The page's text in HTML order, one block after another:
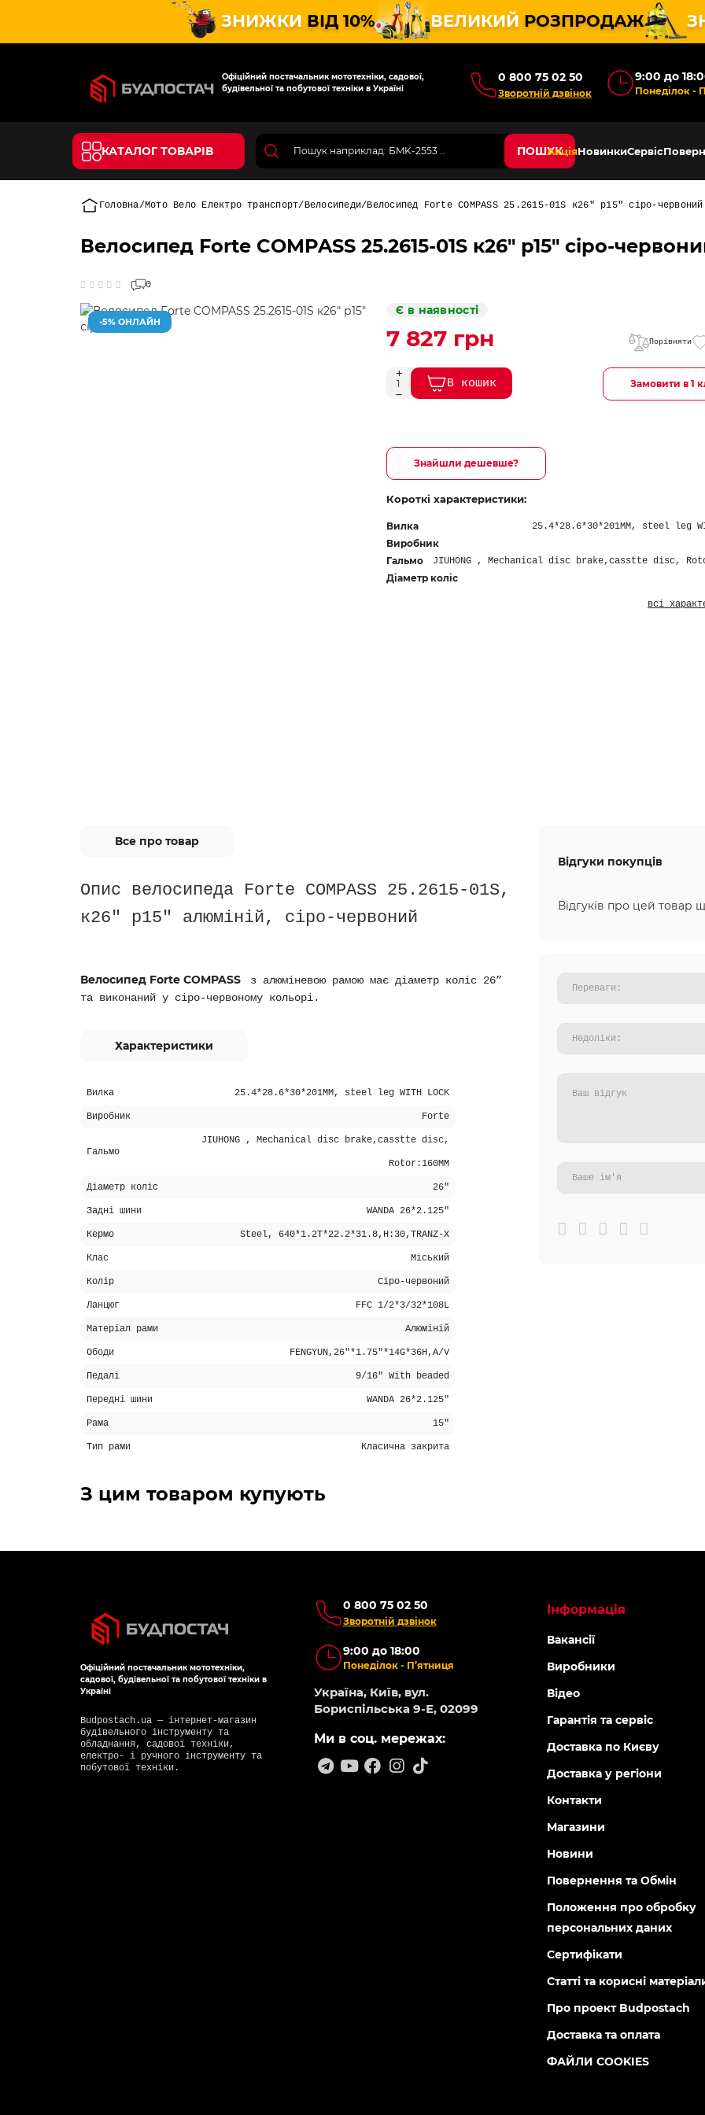
ЗНИЖКИ ВІД 10% ВЕЛИКИЙ РОЗПРОДАЖ
Офіційний постачальник мототехніки, садової,
будівельної та побутової техніки в Україні
0 800 75 02 50
Зворотній дзвінок
9:00 до
Понеділок -
КАТАЛОГ ТОВАРІВ ПОШУКАкціяНовинкиСервіс
Головна Мото Вело Електро транспорт Велосипеди Велосипед Forte COMPASS 25.2615-01S к26" р15" сіро-червоний
Велосипед Forte COMPASS 25.2615-01S к26" р15" сіро-
0
-5% ОНЛАЙН
Є в наявності
7 827 грн Порівняти
В кошик Замовити в 1
Знайшли дешевше?
Короткі характеристики:
Вилка 25.4*28.6*30*201MM, steel leg
Виробник
Гальмо JIUHONG , Mechanical disc brake,casstte disc,
Діаметр коліс
всі
Все про товар
Опис велосипеда Forte COMPASS 25.2615-01S,
к26" р15" алюміній, сіро-червоний
Велосипед Forte COMPASS
з алюміневою рамою має діаметр коліс 26”
та виконаний у сіро-червоному кольорі.
Характеристики
Вилка 25.4*28.6*30*201MM, steel leg WITH LOCK
Виробник Forte
Гальмо
JIUHONG , Mechanical disc brake,casstte disc,
Rotor:160MM
Діаметр коліс 26"
Задні шини WANDA 26*2.125"
Кермо Steel, 640*1.2T*22.2*31.8,H:30,TRANZ-X
Клас Міський
Колір Сіро-червоний
Ланцюг FFC 1/2*3/32*108L
Матеріал рами Алюміній
Ободи FENGYUN,26"*1.75"*14G*36H,A/V
Педалі 9/16" With beaded
Передні шини WANDA 26*2.125"
Рама 15"
Тип рами Класична закрита
Відгуки покупців
Відгуків про цей товар
З цим товаром купують
Офіційний постачальник мототехніки,
садової, будівельної та побутової техніки в
Україні
Budpostach.ua — інтернет-магазин
будівельного інструменту та
обладнання, садової техніки,
електро- і ручного інструменту та
побутової техніки.
0 800 75 02 50
Зворотній дзвінок
9:00 до 18:00
Понеділок - П’ятниця
Україна, Київ, вул.
Бориспільська 9-Е, 02099
Ми в соц. мережах:
Інформація
Вакансії
Виробники
Відео
Гарантія та сервіс
Доставка по Києву
Доставка у регіони
Контакти
Магазини
Новини
Повернення та Обмін
Положення про обробку
персональних даних
Сертифікати
Статті та корисні
Про проект Budpostach
Доставка та оплата
ФАЙЛИ COOKIES